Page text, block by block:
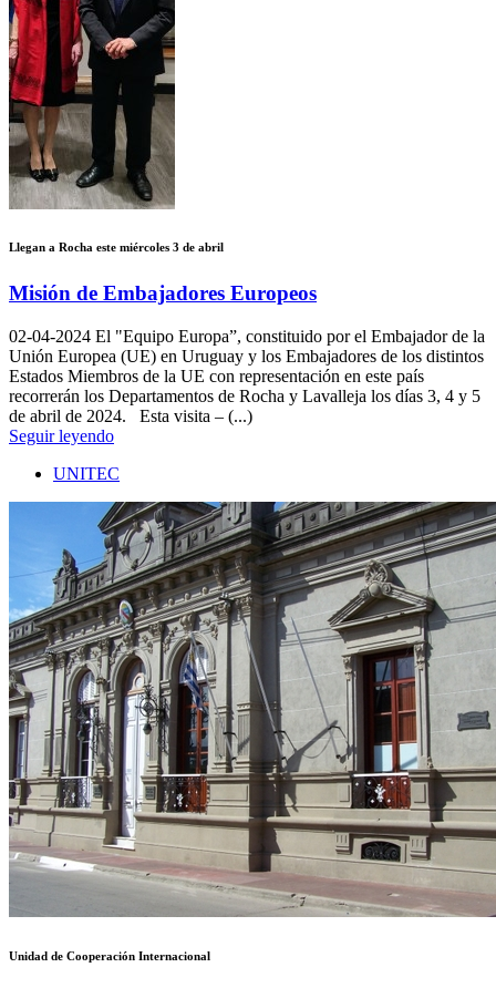
Llegan a Rocha este miércoles 3 de abril
Misión de Embajadores Europeos
02-04-2024 El "Equipo Europa”, constituido por el Embajador de la
Unión Europea (UE) en Uruguay y los Embajadores de los distintos
Estados Miembros de la UE con representación en este país
recorrerán los Departamentos de Rocha y Lavalleja los días 3, 4 y 5
de abril de 2024. Esta visita – (...)
Seguir leyendo
UNITEC
Unidad de Cooperación Internacional